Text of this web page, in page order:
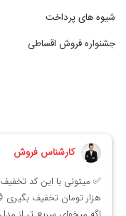
شیوه های پرداخت
جشنواره فروش اقساطی